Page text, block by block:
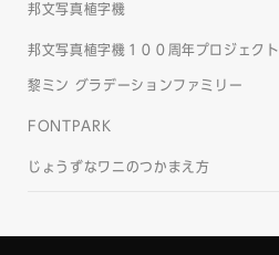
邦文写真植字機
邦文写真植字機１００周年プロジェクト
黎ミン グラデーションファミリー
FONTPARK
じょうずなワニのつかまえ方